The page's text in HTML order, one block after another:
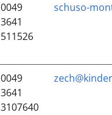
0049
3641
511526
schuso-
0049
3641
3107640